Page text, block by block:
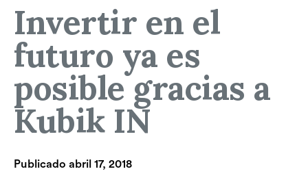
Invertir en el
futuro ya es
posible gracias a
Kubik IN
Publicado abril 17, 2018